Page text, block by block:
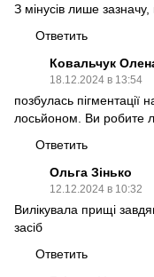
З мінусів лише
Ответить
Ковальчук
18.12.2024 в 13:54
позбулась пігментації
лосьйоном. Ви робите
Ответить
Ольга Зінько
12.12.2024 в 10:32
Вилікувала прищі
засіб
Ответить